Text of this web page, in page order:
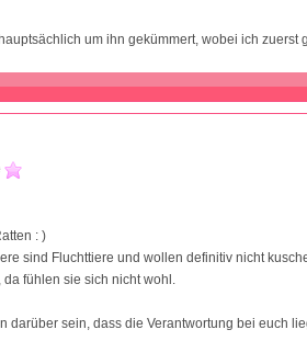
um ihn gekümmert, wobei ich zuerst
: )
sind Fluchttiere und wollen definitiv nicht
fühlen sie sich nicht wohl.
darüber sein, dass die Verantwortung bei euch